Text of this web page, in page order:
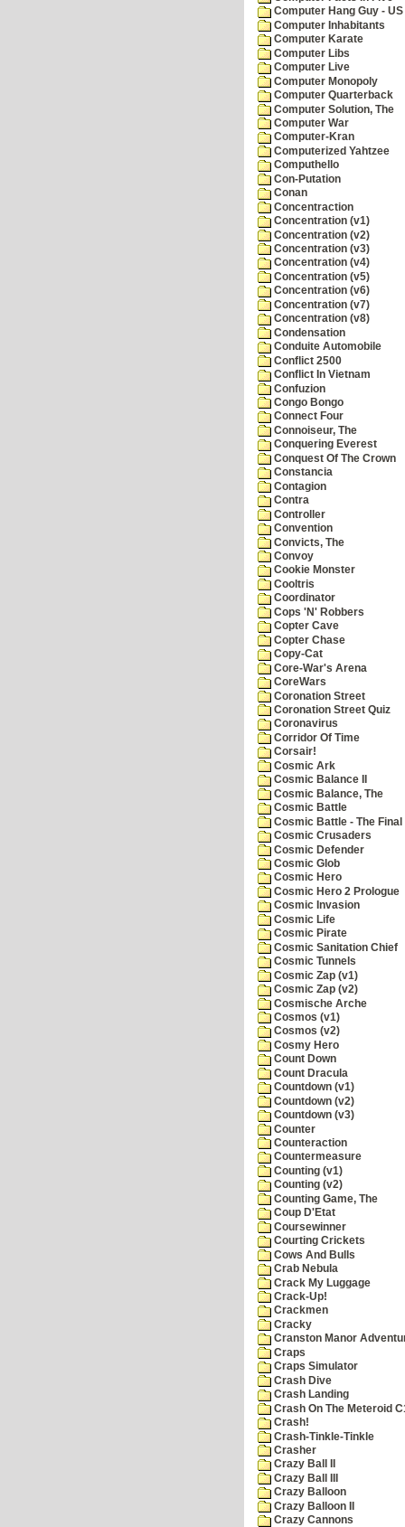
Computer Hang Guy -
Computer Inhabitants
Computer Karate
Computer Libs
Computer Live
Computer Monopoly
Computer Quarterback
Computer Solution, The
Computer War
Computer-Kran
Computerized Yahtzee
Computhello
Con-Putation
Conan
Concentraction
Concentration (v1)
Concentration (v2)
Concentration (v3)
Concentration (v4)
Concentration (v5)
Concentration (v6)
Concentration (v7)
Concentration (v8)
Condensation
Conduite Automobile
Conflict 2500
Conflict In Vietnam
Confuzion
Congo Bongo
Connect Four
Connoiseur, The
Conquering Everest
Conquest Of The Crown
Constancia
Contagion
Contra
Controller
Convention
Convicts, The
Convoy
Cookie Monster
Cooltris
Coordinator
Cops 'N' Robbers
Copter Cave
Copter Chase
Copy-Cat
Core-War's Arena
CoreWars
Coronation Street
Coronation Street Quiz
Coronavirus
Corridor Of Time
Corsair!
Cosmic Ark
Cosmic Balance II
Cosmic Balance, The
Cosmic Battle
Cosmic Battle - The
Cosmic Crusaders
Cosmic Defender
Cosmic Glob
Cosmic Hero
Cosmic Hero 2 Prologue
Cosmic Invasion
Cosmic Life
Cosmic Pirate
Cosmic Sanitation Chief
Cosmic Tunnels
Cosmic Zap (v1)
Cosmic Zap (v2)
Cosmische Arche
Cosmos (v1)
Cosmos (v2)
Cosmy Hero
Count Down
Count Dracula
Countdown (v1)
Countdown (v2)
Countdown (v3)
Counter
Counteraction
Countermeasure
Counting (v1)
Counting (v2)
Counting Game, The
Coup D'Etat
Coursewinner
Courting Crickets
Cows And Bulls
Crab Nebula
Crack My Luggage
Crack-Up!
Crackmen
Cracky
Cranston Manor
Craps
Craps Simulator
Crash Dive
Crash Landing
Crash On The Meteroid
Crash!
Crash-Tinkle-Tinkle
Crasher
Crazy Ball II
Crazy Ball III
Crazy Balloon
Crazy Balloon II
Crazy Cannons